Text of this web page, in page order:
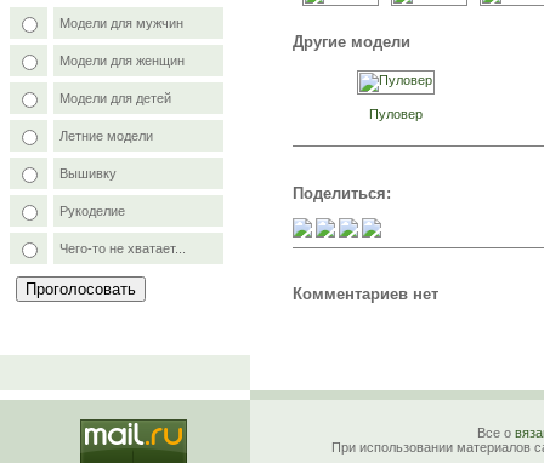
Модели для мужчин
Модели для женщин
Модели для детей
Летние модели
Вышивку
Рукоделие
Чего-то не хватает...
Другие модели
Пуловер
Поделиться:
Комментариев нет
Все о
При использовании материалов